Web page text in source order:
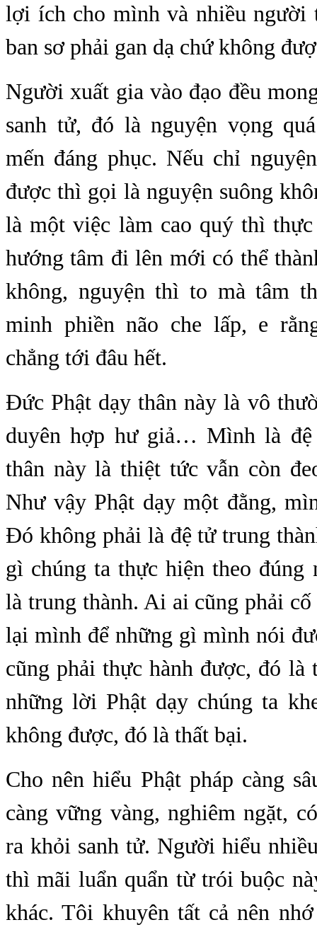
lợi ích cho mình và nhiều người
ban sơ phải gan dạ chứ không
Người xuất gia vào đạo đều
sanh tử, đó là nguyện vọng
mến đáng phục. Nếu chỉ
được thì gọi là nguyện suông
là một việc làm cao quý thì thực
hướng tâm đi lên mới có thể
không, nguyện thì to mà tâm
minh phiền não che lấp, e
chẳng tới đâu hết.
Đức Phật dạy thân này là vô
duyên hợp hư giả… Mình là
thân này là thiệt tức vẫn còn
Như vậy Phật dạy một đằng,
Đó không phải là đệ tử trung
gì chúng ta thực hiện theo
là trung thành. Ai ai cũng phải
lại mình để những gì mình nói
cũng phải thực hành được, đó là
những lời Phật dạy chúng ta
không được, đó là thất bại.
Cho nên hiểu Phật pháp càng
càng vững vàng, nghiêm ngặt,
ra khỏi sanh tử. Người hiểu
thì mãi luẩn quẩn từ trói buộc
khác. Tôi khuyên tất cả nên